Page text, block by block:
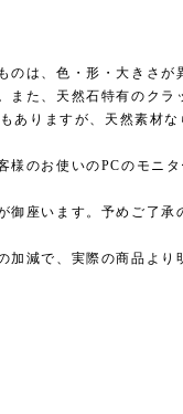
は、色・形・大きさが
また、天然石特有のクラ
ありますが、天然素材な
のお使いのPCのモニタ
御座います。予めご了承
減で、実際の商品より